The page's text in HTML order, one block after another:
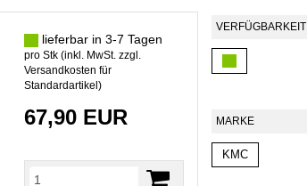
lieferbar in 3-7 Tagen
pro Stk (inkl. MwSt. zzgl.
Versandkosten für
Standardartikel )
67,90 EUR
VERFÜGBARKEIT
MARKE
KMC